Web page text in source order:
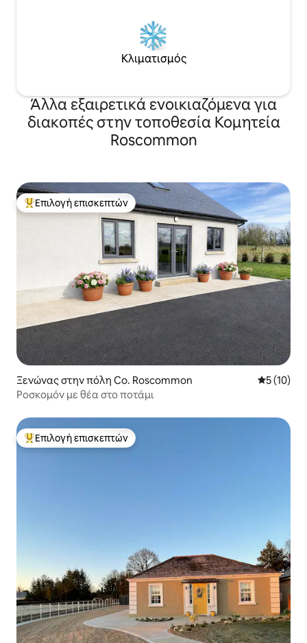
Κλιματισμός
Άλλα εξαιρετικά ενοικιαζόμενα για
διακοπές στην τοποθεσία Κομητεία
Roscommon
Κορυφαία επιλογή επισκεπτών
Επιλογή επισκεπτών
Ξενώνας στην πόλη Co. Roscommon Μέση
5 (10)
Ροσκομόν με θέα στο ποτάμι
Κορυφαία επιλογή επισκεπτών
Επιλογή επισκεπτών